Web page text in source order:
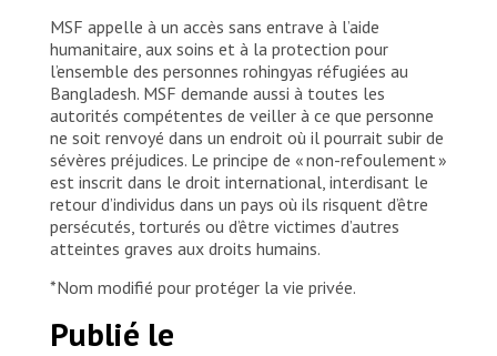
MSF appelle à un accès sans entrave à l’aide
humanitaire, aux soins et à la protection pour
l’ensemble des personnes rohingyas réfugiées au
Bangladesh. MSF demande aussi à toutes les
autorités compétentes de veiller à ce que personne
ne soit renvoyé dans un endroit où il pourrait subir de
sévères préjudices. Le principe de « non-refoulement »
est inscrit dans le droit international, interdisant le
retour d’individus dans un pays où ils risquent d’être
persécutés, torturés ou d’être victimes d’autres
atteintes graves aux droits humains.
*Nom modifié pour protéger la vie privée.
Publié le